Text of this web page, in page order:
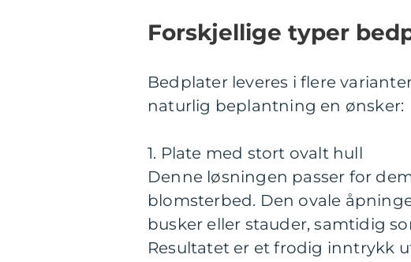
Forskjellige typer
Bedplater leveres i flere
naturlig beplantning en ønsker:
1. Plate med stort ovalt hull
Denne løsningen passer for
blomsterbed. Den ovale
busker eller stauder, samtidig
Resultatet er et frodig inntrykk